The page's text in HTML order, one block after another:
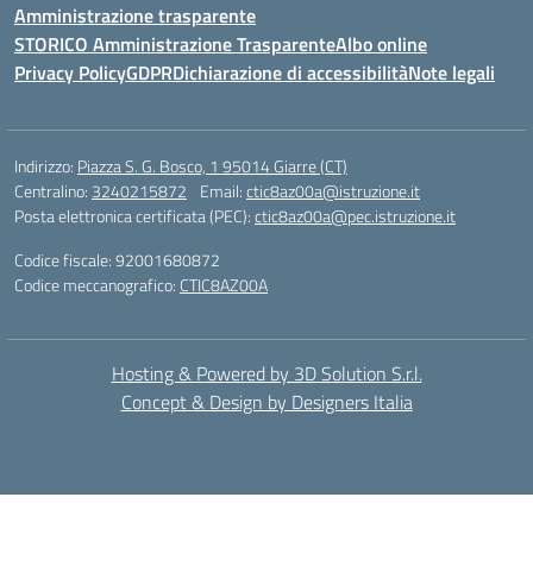
Amministrazione trasparente
STORICO Amministrazione TrasparenteAlbo online
Privacy PolicyGDPRDichiarazione di accessibilitàNote legali
Indirizzo: Piazza S. G. Bosco, 1 95014 Giarre (CT)
Centralino: 3240215872 Email:ctic8az00a@istruzione.it
Posta elettronica certificata (PEC):ctic8az00a@pec.istruzione.it
Codice fiscale: 92001680872
Codice meccanografico: CTIC8AZ00A
Hosting & Powered by 3D Solution S.r.l.
Concept & Design by Designers Italia